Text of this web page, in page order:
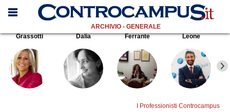
ARCHIVIO - GENERALE
Grassotti
Dalia Ferrante Leone
I Professionisti Controcampus